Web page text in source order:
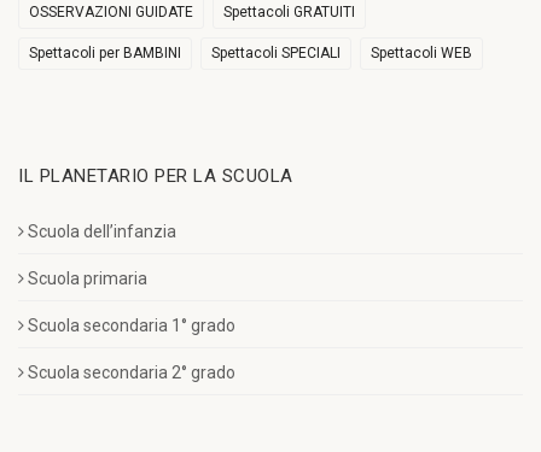
OSSERVAZIONI GUIDATE Spettacoli GRATUITI
Spettacoli per BAMBINI Spettacoli SPECIALI Spettacoli WEB
IL PLANETARIO PER LA SCUOLA
Scuola dell’infanzia
Scuola primaria
Scuola secondaria 1° grado
Scuola secondaria 2° grado